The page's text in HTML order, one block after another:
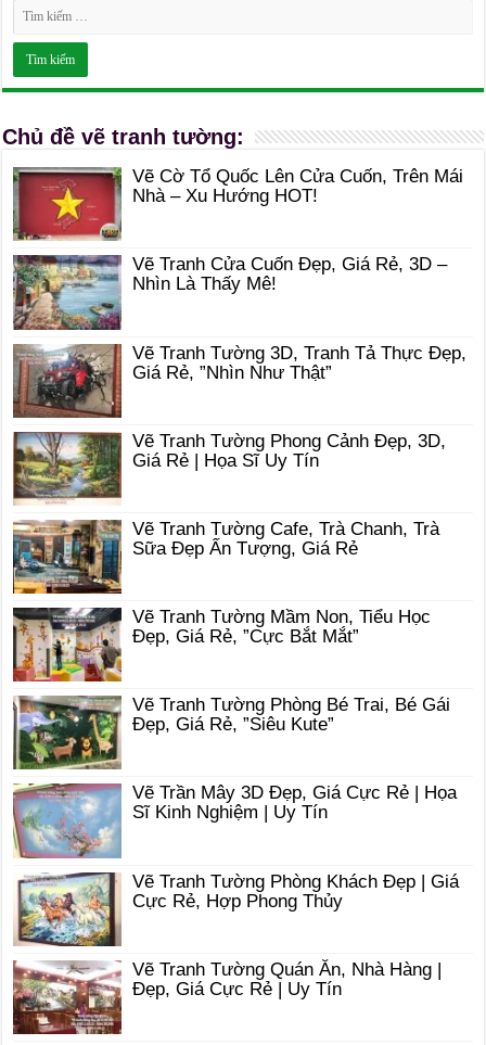
Chủ đề vẽ tranh tường:
Vẽ Cờ Tổ Quốc Lên Cửa Cuốn, Trên Mái
Nhà – Xu Hướng HOT!
Vẽ Tranh Cửa Cuốn Đẹp, Giá Rẻ, 3D –
Nhìn Là Thấy Mê!
Vẽ Tranh Tường 3D, Tranh Tả Thực Đẹp,
Giá Rẻ, ”Nhìn Như Thật”
Vẽ Tranh Tường Phong Cảnh Đẹp, 3D,
Giá Rẻ | Họa Sĩ Uy Tín
Vẽ Tranh Tường Cafe, Trà Chanh, Trà
Sữa Đẹp Ấn Tượng, Giá Rẻ
Vẽ Tranh Tường Mầm Non, Tiểu Học
Đẹp, Giá Rẻ, ”Cực Bắt Mắt”
Vẽ Tranh Tường Phòng Bé Trai, Bé Gái
Đẹp, Giá Rẻ, ”Siêu Kute”
Vẽ Trần Mây 3D Đẹp, Giá Cực Rẻ | Họa
Sĩ Kinh Nghiệm | Uy Tín
Vẽ Tranh Tường Phòng Khách Đẹp | Giá
Cực Rẻ, Hợp Phong Thủy
Vẽ Tranh Tường Quán Ăn, Nhà Hàng |
Đẹp, Giá Cực Rẻ | Uy Tín